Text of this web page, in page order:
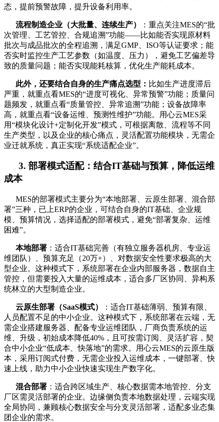
态，提前预警故障，提升设备利用率。
流程制造企业（大批量、连续生产）
：重点关注MES的“批
次管理、工艺管控、合规追溯”功能——比如能否实现原材料
批次与成品批次的全程追溯，满足GMP、ISO等认证要求；能
否实时监控生产工艺参数（如温度、压力），避免工艺偏差导
致的质量问题；能否实现能耗核算，优化生产能耗成本。
此外，还要结合自身的生产痛点选型： 比如生产进度滞后
严重，就重点看MES的“进度可视化、异常预警”功能；质量问
题频发，就重点看“质量管控、异常追溯”功能；设备故障率
高，就重点看“设备运维、预测性维护”功能。用心云MES采
用“模块化设计+定制化开发”模式，可根据离散、流程等不同
生产类型，以及企业的核心痛点，灵活配置功能模块，无需企
业迁就系统，真正实现“系统适配企业”。
3. 部署模式适配：结合IT基础与预算，降低运维
成本
MES的部署模式主要分为“本地部署、云原生部署、混合部
署”三种，已上ERP的企业，可结合自身的IT基础、企业规
模、预算情况，选择适配的部署模式，避免“部署复杂、运维
困难”。
本地部署 ：适合IT基础完善（有独立服务器机房、专业运
维团队）、预算充足（20万+）、对数据安全性要求极高的大
型企业。这种模式下，系统部署在企业内部服务器，数据自主
管控，但需要投入大量的运维成本，适合多厂区协同、异构系
统林立的大型制造企业。
云原生部署（SaaS模式）
：适合IT基础薄弱、预算有限、
人员配置不足的中小企业。这种模式下，系统部署在云端，无
需企业搭建服务器、配备专业运维团队，厂商负责系统的运
维、升级，初始成本降低40%，且可按需订阅、灵活扩容，契
合中小企业“低成本、快落地”的需求。用心云MES的云原生版
本，采用订阅式付费，无需企业投入运维成本，一键部署、快
速上线，助力中小企业快速实现生产数字化。
混合部署 ：适合跨区域生产、核心数据需本地管控、分支
厂区需灵活部署的企业。边缘侧负责本地数据处理，云端实现
全局协同，兼顾核心数据安全与分支灵活部署，适配多业态集
团企业的需求。